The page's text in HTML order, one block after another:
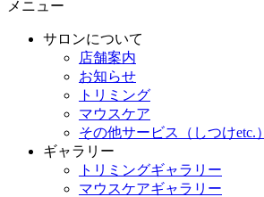
メニュー
サロンについて
店舗案内
お知らせ
トリミング
マウスケア
その他サービス（しつけetc.）
ギャラリー
トリミングギャラリー
マウスケアギャラリー